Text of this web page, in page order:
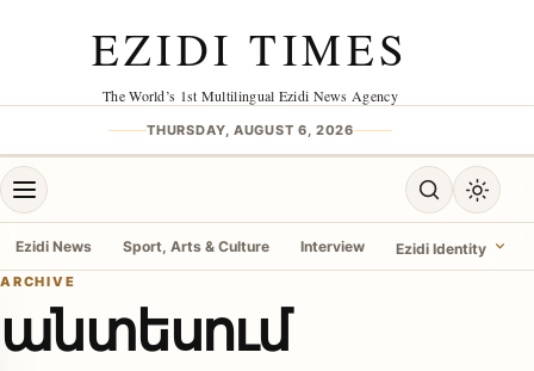
EZIDI TIMES
The World’s 1st Multilingual Ezidi News Agency
THURSDAY, AUGUST 6, 2026
Open menu Open search
Toggle
Ezidi News Sport, Arts & Culture Interview Ezidi Identity
ARCHIVE
անտեսում